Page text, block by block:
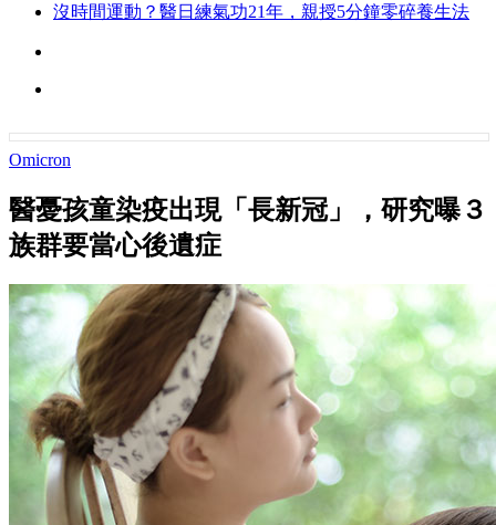
沒時間運動？醫日練氣功21年，親授5分鐘零碎養生法
Omicron
醫憂孩童染疫出現「長新冠」，研究曝３
族群要當心後遺症